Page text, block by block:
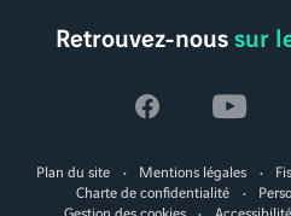
Retrouvez-noussur
Voir
la
page
Voir
la
page
Plan du site Mentions légales
Charte de confidentialité
Gestion des cookies